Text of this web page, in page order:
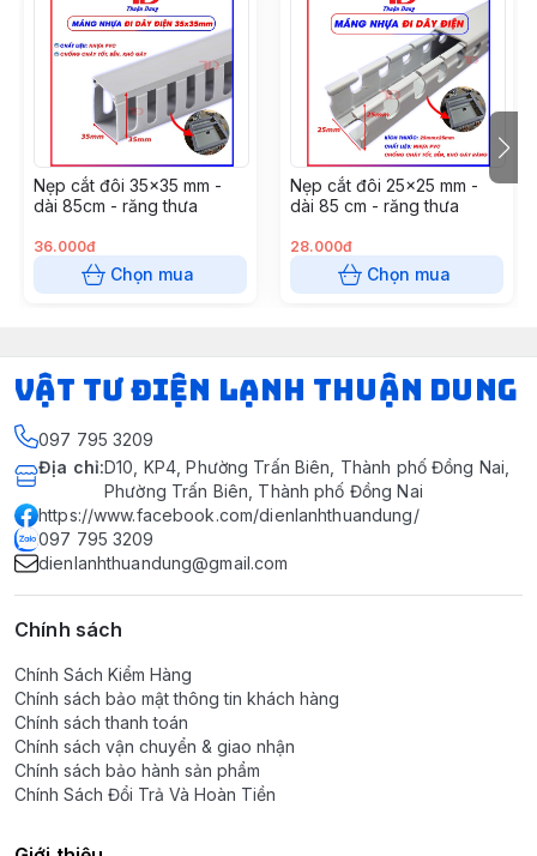
Nẹp cắt đôi 35x35 mm -
dài 85cm - răng thưa
36.000đ
Chọn mua
Nẹp cắt đôi 25x25 mm -
dài 85 cm - răng thưa
28.000đ
Chọn mua
VẬT TƯ ĐIỆN LẠNH THUẬN DUNG
097 795 3209
Địa chỉ:D10, KP4, Phường Trấn Biên, Thành phố Đồng Nai,
Phường Trấn Biên, Thành phố Đồng Nai
https://www.facebook.com/dienlanhthuandung/
097 795 3209
dienlanhthuandung@gmail.com
Chính sách
Chính Sách Kiểm Hàng
Chính sách bảo mật thông tin khách hàng
Chính sách thanh toán
Chính sách vận chuyển & giao nhận
Chính sách bảo hành sản phẩm
Chính Sách Đổi Trả Và Hoàn Tiền